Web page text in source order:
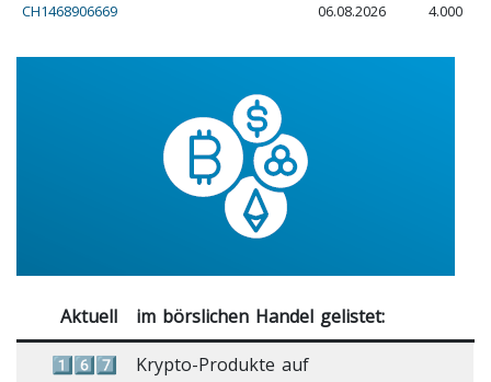
CH1468906669 06.08.2026 4.000
Aktuell
im börslichen Handel gelistet:
1️⃣6️⃣7️⃣
Krypto-Produkte auf